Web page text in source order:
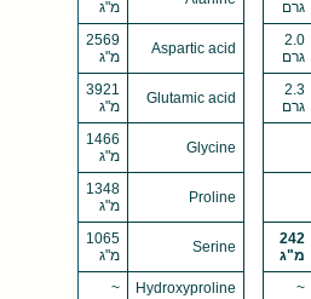
גרם מ"ג
2.0
גרם
Aspartic acid
2569
מ"ג
2.3
גרם
Glutamic acid
3921
מ"ג
Glycine
1466
מ"ג
Proline
1348
מ"ג
242
מ"ג
Serine
1065
מ"ג
~
Hydroxyproline
~